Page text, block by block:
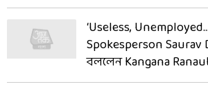
‘Useless,
Spokesperson Saurav
বললেন Kangana